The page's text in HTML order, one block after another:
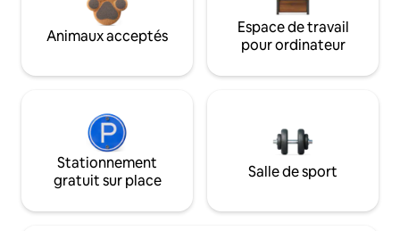
Animaux acceptés
Espace de travail
pour ordinateur
Stationnement
gratuit sur place
Salle de sport